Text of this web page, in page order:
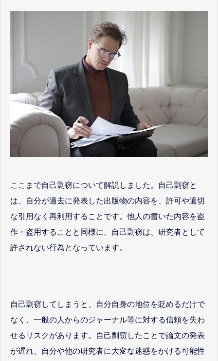
ここまで自己剽窃について解説しました。自己剽窃と
は、自分が過去に発表した出版物の内容を、許可や適切
な引用なく再利用することです。他人の書いた内容を盗
作・盗用することと同様に、自己剽窃は、研究者として
許されない行為となっています。
自己剽窃してしまうと、自分自身の地位を貶めるだけで
なく、一般の人からのジャーナル等に対する信頼を失わ
せるリスクがあります。自己剽窃したことで論文の発表
が遅れ、自分や他の研究者に大変な迷惑をかける可能性